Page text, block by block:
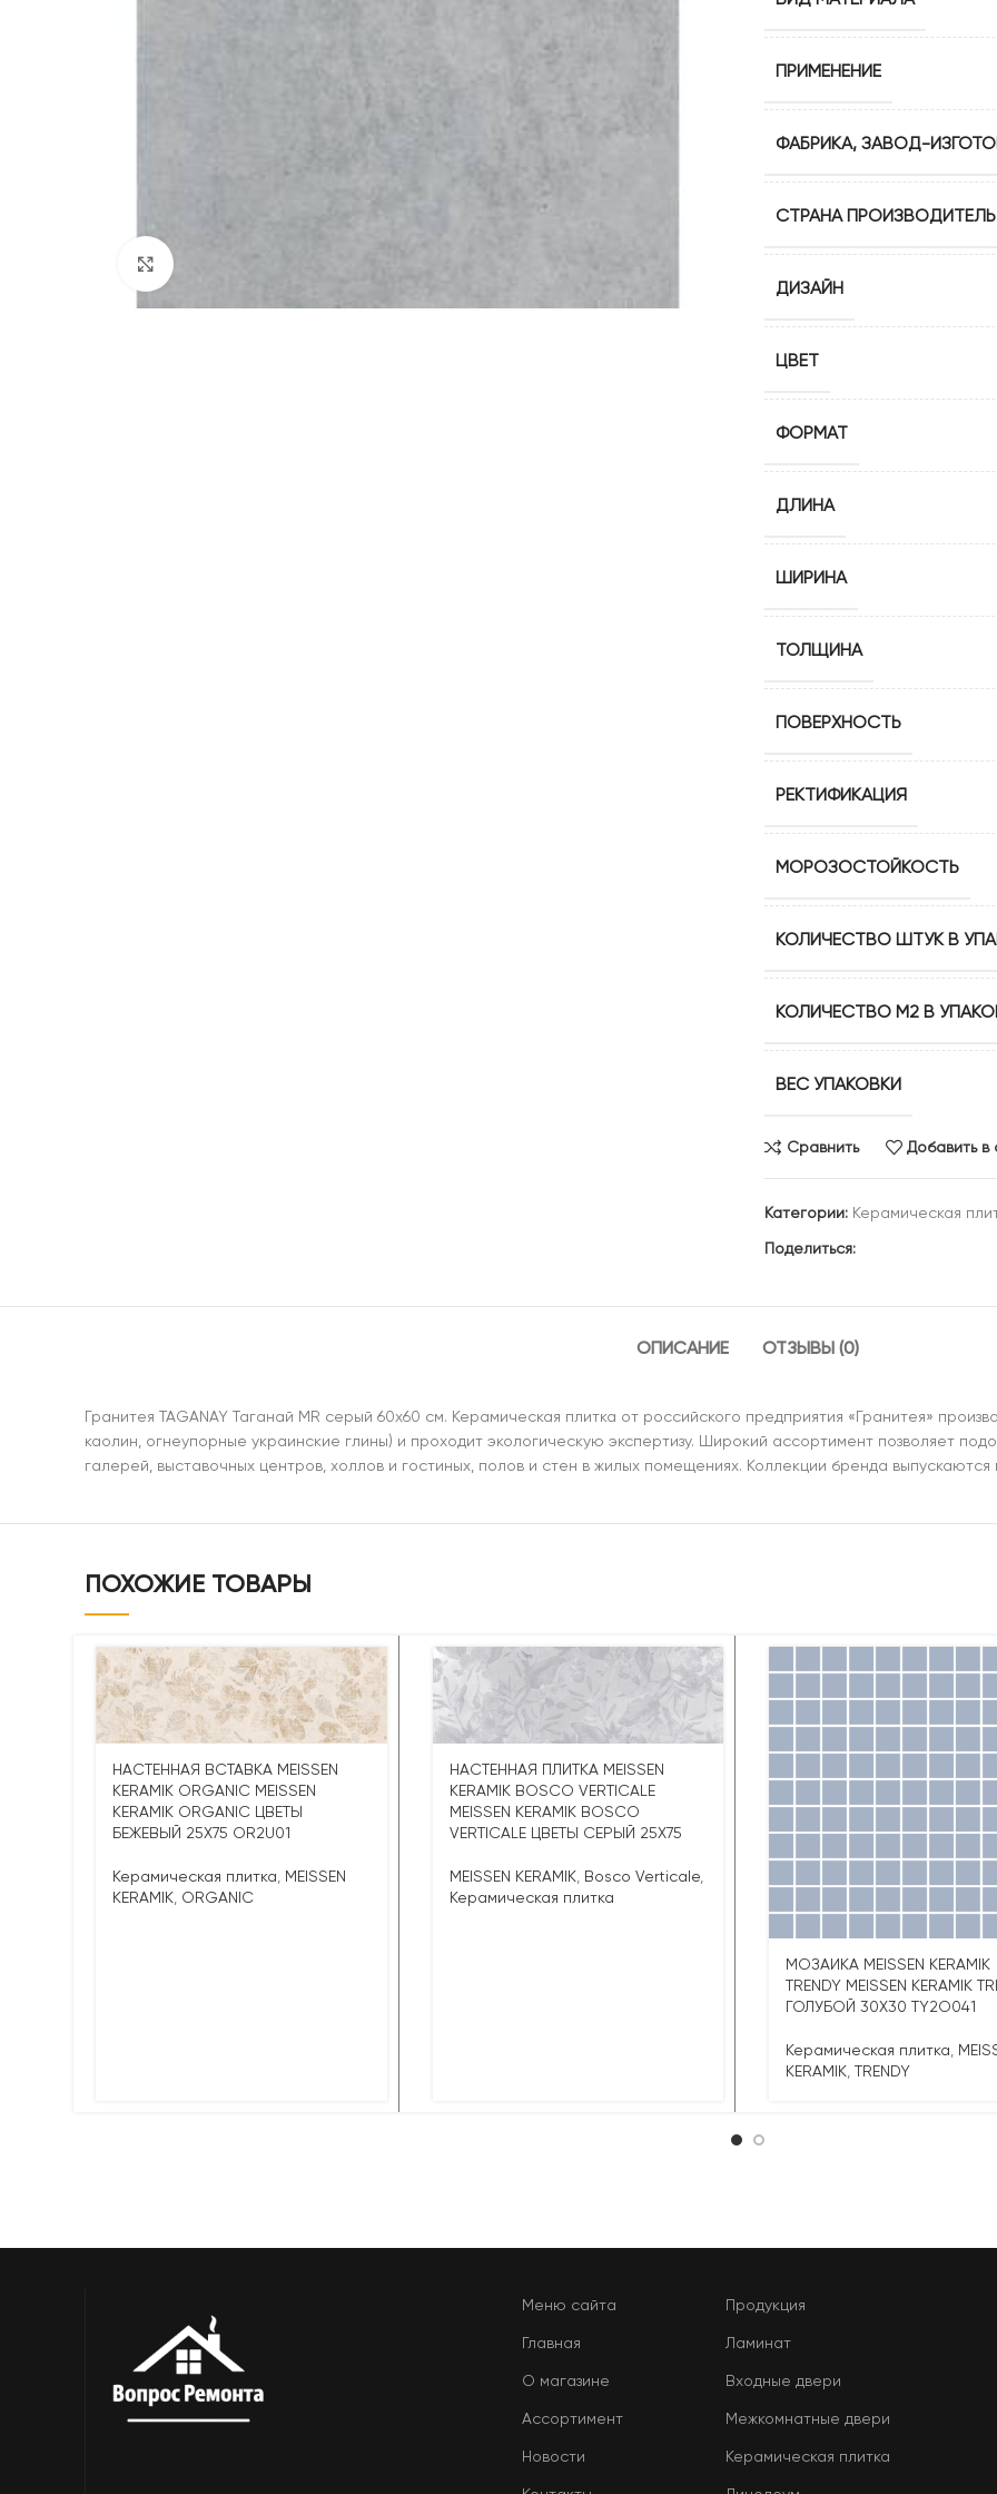
Artfloor 33кл 8 мм
Artfloor 33 кл 8 мм 4v-195
мм
ПРИМЕНЕНИЕ
ФАБРИКА, ЗАВОД-
СТРАНА ПРОИЗВОДИТЕЛЬ
ДИЗАЙН
ЦВЕТ
ФОРМАТ
ДЛИНА
ШИРИНА
ТОЛЩИНА
ПОВЕРХНОСТЬ
РЕКТИФИКАЦИЯ
МОРОЗОСТОЙКОСТЬ
КОЛИЧЕСТВО ШТУК В
КОЛИЧЕСТВО М2 В
ВЕС УПАКОВКИ
Сравнить Добавить в
Категории: Керамическая
Поделиться:
ОПИСАНИЕ ОТЗЫВЫ (0)
Гранитея TAGANAY Таганай MR серый 60х60 см. Керамическая плитка от российского предприятия «Гранитея»
каолин, огнеупорные украинские глины) и проходит экологическую экспертизу. Широкий ассортимент позволяет
галерей, выставочных центров, холлов и гостиных, полов и стен в жилых помещениях. Коллекции бренда
ПОХОЖИЕ ТОВАРЫ
НАСТЕННАЯ ВСТАВКА MEISSEN
KERAMIK ORGANIC MEISSEN
KERAMIK ORGANIC ЦВЕТЫ
БЕЖЕВЫЙ 25X75 OR2U01
Керамическая плитка, MEISSEN
KERAMIK, ORGANIC
НАСТЕННАЯ ПЛИТКА MEISSEN
KERAMIK BOSCO VERTICALE
MEISSEN KERAMIK BOSCO
VERTICALE ЦВЕТЫ СЕРЫЙ 25X75
MEISSEN KERAMIK, Bosco Verticale,
Керамическая плитка
МОЗАИКА MEISSEN KERAMIK
TRENDY MEISSEN KERAMIK
ГОЛУБОЙ 30X30 TY2O041
Керамическая плитка
KERAMIK ,TRENDY
Меню сайта
Главная
О магазине
Ассортимент
Новости
Продукция
Ламинат
Входные двери
Межкомнатные двери
Керамическая плитка